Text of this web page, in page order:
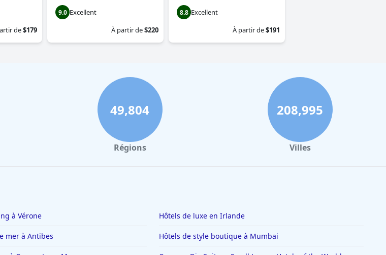
de$179
9.0 Excellent
À partir de$220
8.8 Excellent
À partir de$191
49,804
Régions
208,995
Villes
à Vérone Hôtels de luxe en Irlande
mer à Antibes Hôtels de style boutique à Mumbai